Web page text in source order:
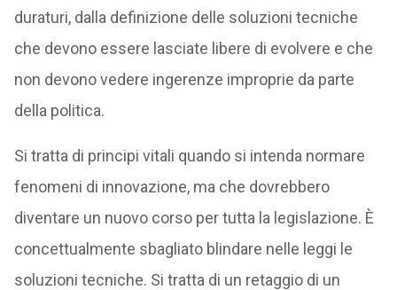
duraturi, dalla definizione delle soluzioni tecniche
che devono essere lasciate libere di evolvere e che
non devono vedere ingerenze improprie da parte
della politica.
Si tratta di principi vitali quando si intenda normare
fenomeni di innovazione, ma che dovrebbero
diventare un nuovo corso per tutta la legislazione. È
concettualmente sbagliato blindare nelle leggi le
soluzioni tecniche. Si tratta di un retaggio di un